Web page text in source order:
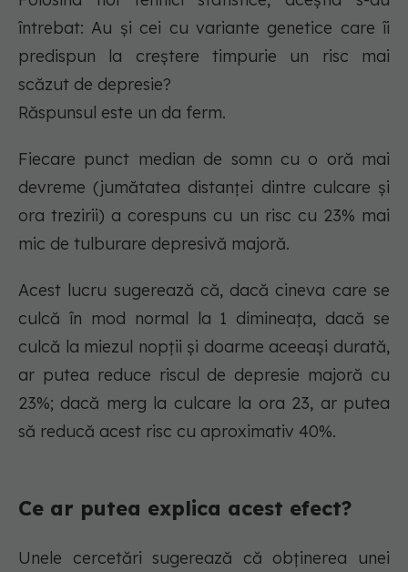
întrebat: Au și cei cu variante genetice care îi
predispun la creștere timpurie un risc mai
scăzut de depresie?
Răspunsul este un da ferm.
Fiecare punct median de somn cu o oră mai
devreme (jumătatea distanței dintre culcare și
ora trezirii) a corespuns cu un risc cu 23% mai
mic de tulburare depresivă majoră.
Acest lucru sugerează că, dacă cineva care se
culcă în mod normal la 1 dimineața, dacă se
culcă la miezul nopții și doarme aceeași durată,
ar putea reduce riscul de depresie majoră cu
23%; dacă merg la culcare la ora 23, ar putea
să reducă acest risc cu aproximativ 40%.
Ce ar putea explica acest efect?
Unele cercetări sugerează că obținerea unei